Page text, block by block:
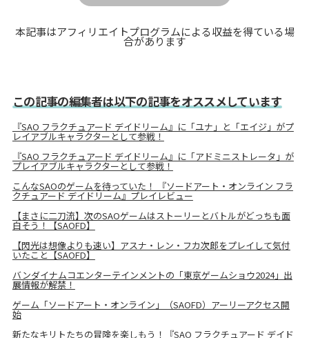
本記事はアフィリエイトプログラムによる収益を得ている場
合があります
この記事の編集者は以下の記事をオススメしています
『SAO フラクチュアード デイドリーム』に「ユナ」と「エイジ」がプ
レイアブルキャラクターとして参戦！
『SAO フラクチュアード デイドリーム』に「アドミニストレータ」が
プレイアブルキャラクターとして参戦！
こんなSAOのゲームを待っていた！ 『ソードアート・オンライン フラ
クチュアード デイドリーム』プレイレビュー
【まさに二刀流】次のSAOゲームはストーリーとバトルがどっちも面
白そう！【SAOFD】
【閃光は想像よりも速い】アスナ・レン・フカ次郎をプレイして気付
いたこと【SAOFD】
バンダイナムコエンターテインメントの「東京ゲームショウ2024」出
展情報が解禁！
ゲーム「ソードアート・オンライン」（SAOFD）アーリーアクセス開
始
新たなキリトたちの冒険を楽しもう！『SAO フラクチュアード デイド